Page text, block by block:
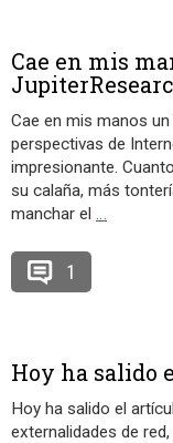
Cae en mis
Cae en mis manos
perspectivas de
impresionante.
su calaña, más
manchar el …
1
Hoy ha salido
Hoy ha salido el
externalidades de